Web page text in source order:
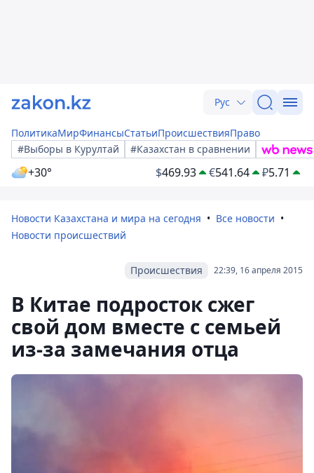
Рус
ПолитикаМирФинансыСтатьиПроисшествияПраво
#Выборы в Курултай
#Казахстан в сравнении
+30° $469.93 €541.64 ₽5.71
Новости Казахстана и мира на сегодня
Все новости
Новости происшествий
22:39, 16 апреля 2015
Происшествия
В Китае подросток сжег
свой дом вместе с семьей
из-за замечания отца